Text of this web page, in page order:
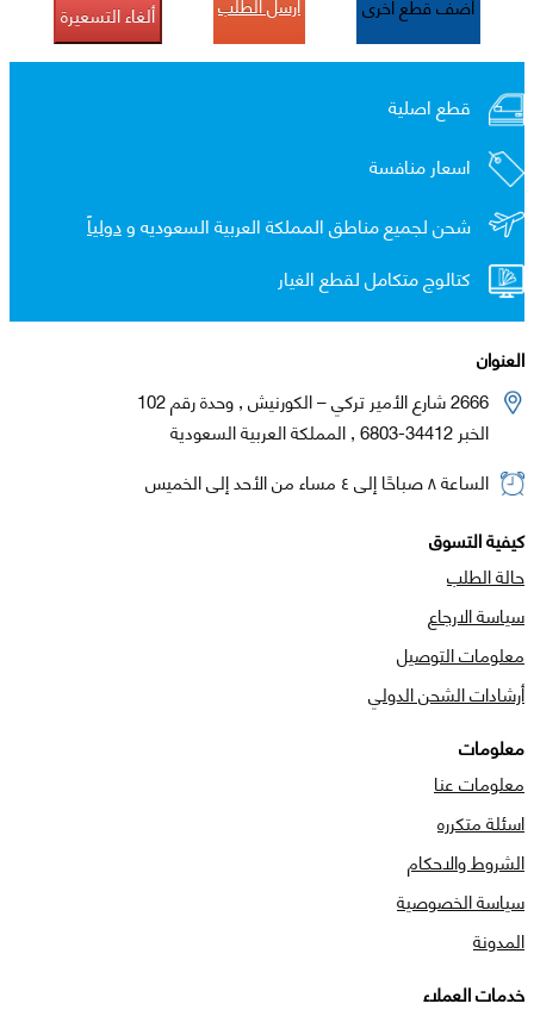
ألغاء التسعيرة
قطع اصلية
اسعار منافسة
شحن لجميع مناطق المملكة العربية السعوديه ودولياً
كتالوج متكامل لقطع الغيار
العنوان
2666 شارع الأمير تركي – الكورنيش , وحدة رقم 102
الخبر 34412-6803 , المملكة العربية السعودية
الساعة ٨ صباحًا إلى ٤ مساء من الأحد إلى الخميس
كيفية التسوق
حالة الطلب
سياسة الارجاع
معلومات التوصيل
أرشادات الشحن الدولي
معلومات
معلومات عنا
اسئلة متكرره
الشروط والاحكام
سياسة الخصوصية
المدونة
خدمات العملاء